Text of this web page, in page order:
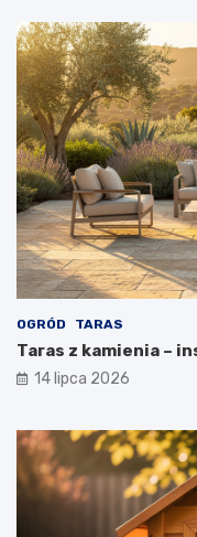
OGRÓD TARAS
Taras z kamienia –
14 lipca 2026